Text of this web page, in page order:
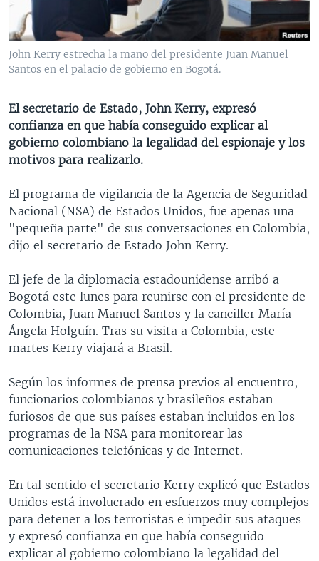
VENEZUELA
BRASIL
NICARAGUA
ECONOMÍA
ENTRETENIMIENTO Y CULTURA
TECNOLOGÍA
CIENCIA Y SALUD
MULTIMEDIA
VIDEOS
FOTOGRAFÍA
PROGRAMAS TV
EL MUNDO AL DÍA
VISIÓN 360
LAS CLAVES
PANORAMA
RADIO
AUDIONOTICIAS
BUENOS DÍAS AMÉRICA
ESTADOS UNIDOS AL DÍA
EL MUNDO AL DÍA [RADIO]
FORO [RADIO]
DEPORTIVO INTERNACIONAL
ENTRETENIMIENTO
DOCUMENTALES DE LA VOA
Learning English
SÍGANOS
John Kerry estrecha la mano del presidente Juan Manuel
Santos en el palacio de gobierno en Bogotá.
El secretario de Estado, John Kerry, expresó
confianza en que había conseguido explicar al
gobierno colombiano la legalidad del espionaje y los
motivos para realizarlo.
El programa de vigilancia de la Agencia de Seguridad
Nacional (NSA) de Estados Unidos, fue apenas una
"pequeña parte" de sus conversaciones en Colombia,
dijo el secretario de Estado John Kerry.
El jefe de la diplomacia estadounidense arribó a
Bogotá este lunes para reunirse con el presidente de
Colombia, Juan Manuel Santos y la canciller María
Ángela Holguín. Tras su visita a Colombia, este
martes Kerry viajará a Brasil.
Según los informes de prensa previos al encuentro,
funcionarios colombianos y brasileños estaban
furiosos de que sus países estaban incluidos en los
programas de la NSA para monitorear las
comunicaciones telefónicas y de Internet.
En tal sentido el secretario Kerry explicó que Estados
Unidos está involucrado en esfuerzos muy complejos
para detener a los terroristas e impedir sus ataques
y expresó confianza en que había conseguido
explicar al gobierno colombiano la legalidad del